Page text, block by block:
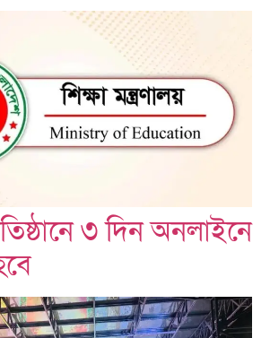
৩ দিন অনলাইনে